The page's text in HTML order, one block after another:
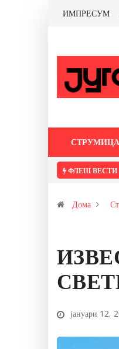
ИМПРЕСУМ
СТРУМИЦА
ФЛЕШ ВЕСТИ
Дома
јануари 12,